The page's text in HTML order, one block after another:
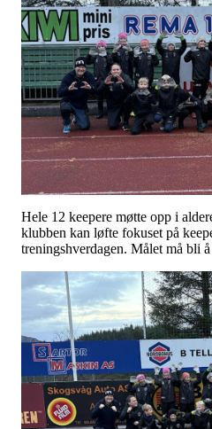
Hele 12 keepere møtte opp i
klubben kan løfte fokuset på
treningshverdagen. Målet må bli